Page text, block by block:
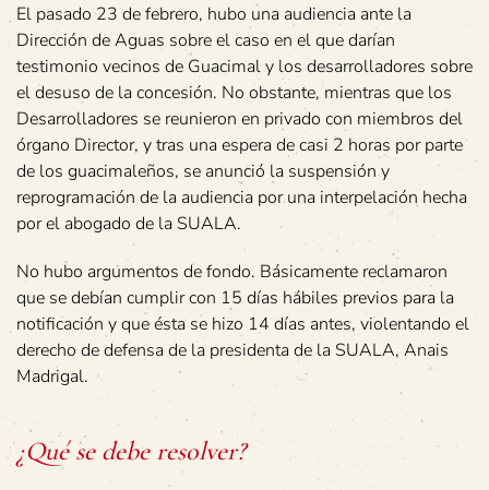
El pasado 23 de febrero, hubo una audiencia ante la
Dirección de Aguas sobre el caso en el que darían
testimonio vecinos de Guacimal y los desarrolladores sobre
el desuso de la concesión. No obstante, mientras que los
Desarrolladores se reunieron en privado con miembros del
órgano Director, y tras una espera de casi 2 horas por parte
de los guacimaleños, se anunció la suspensión y
reprogramación de la audiencia por una interpelación hecha
por el abogado de la SUALA.
No hubo argumentos de fondo. Básicamente reclamaron
que se debían cumplir con 15 días hábiles previos para la
notificación y que ésta se hizo 14 días antes, violentando el
derecho de defensa de la presidenta de la SUALA, Anais
Madrigal.
¿Qué se debe resolver?